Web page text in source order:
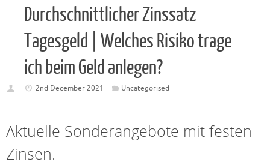
Durchschnittlicher Zinssatz
Tagesgeld | Welches Risiko trage
ich beim Geld anlegen?
2nd December 2021 Uncategorised
Aktuelle Sonderangebote mit festen
Zinsen.